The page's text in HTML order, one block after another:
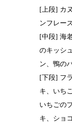
[上段] カ
ンフレー
[中段] 海
のキッシ
ン、鴨の
[下段] フ
キ、いち
いちごの
キ、ショ